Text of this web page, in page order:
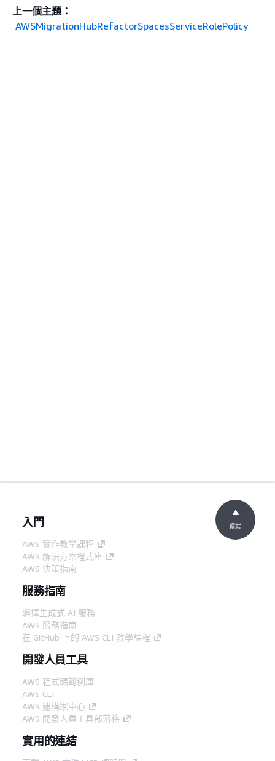
上一個主題：
AWSMigrationHubRefactorSpacesServiceRolePolicy
入門
AWS 實作教學課程
AWS 解決方案程式庫
AWS 決策指南
服務指南
選擇生成式 AI 服務
AWS 服務指南
在 GitHub 上的 AWS CLI 教學課程
開發人員工具
AWS 程式碼範例庫
AWS CLI
AWS 建構家中心
AWS 開發人員工具部落格
實用的連結
頂端